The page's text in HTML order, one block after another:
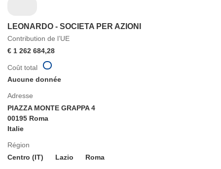
LEONARDO - SOCIETA PER AZIONI
Contribution de l’UE
€ 1 262 684,28
Adresse
PIAZZA MONTE GRAPPA 4
00195 Roma
Italie
Région
Centro (IT)
Lazio Roma
Coût total
Aucune donnée